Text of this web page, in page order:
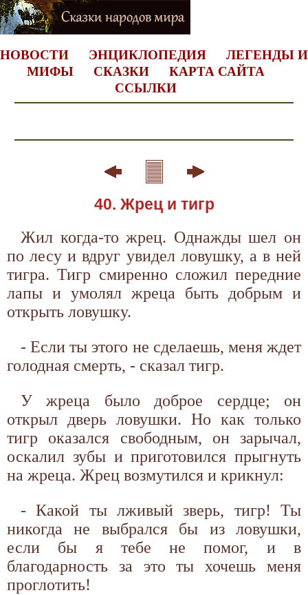
НОВОСТИ ЭНЦИКЛОПЕДИЯ
ЛЕГЕНДЫ И
МИФЫ
СКАЗКИ
КАРТА САЙТА
ССЫЛКИ
40. Жрец и тигр
Жил когда-то жрец. Однажды шел он
по лесу и вдруг увидел ловушку, а в ней
тигра. Тигр смиренно сложил передние
лапы и умолял жреца быть добрым и
открыть ловушку.
- Если ты этого не сделаешь, меня ждет
голодная смерть, - сказал тигр.
У жреца было доброе сердце; он
открыл дверь ловушки. Но как только
тигр оказался свободным, он зарычал,
оскалил зубы и приготовился прыгнуть
на жреца. Жрец возмутился и крикнул:
- Какой ты лживый зверь, тигр! Ты
никогда не выбрался бы из ловушки,
если бы я тебе не помог, и в
благодарность за это ты хочешь меня
проглотить!